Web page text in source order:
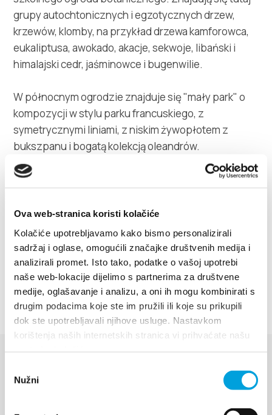
Ova web-stranica koristi kolačiće
Kolačiće upotrebljavamo kako bismo personalizirali
sadržaj i oglase, omogućili značajke društvenih medija i
analizirali promet. Isto tako, podatke o vašoj upotrebi
naše web-lokacije dijelimo s partnerima za društvene
medije, oglašavanje i analizu, a oni ih mogu kombinirati s
drugim podacima koje ste im pružili ili koje su prikupili
dok ste upotrebljavali njihove usluge. Nastavkom
korištenja naših internetskih stranica vi prihvaćate našu
pristanka
Nužni
grupy autochtonicznych i egzotycznych drzew,
krzewów, klomby, na przykład drzewa kamforowca,
eukaliptusa, awokado, akacje, sekwoje, libański i
himalajski cedr, jaśminowce i bugenwilie.
W północnym ogrodzie znajduje się "mały park" o
kompozycji w stylu parku francuskiego, z
symetrycznymi liniami, z niskim żywopłotem z
bukszpanu i bogatą kolekcją oleandrów.
Wybudowano tutaj również kamienną scenę
wykorzystywaną podczas imprez kulturalnych i
Częścią składową ogrodu jest gaj oliwny, mający 170
drzew, w tym 45 miejscowych i obcych gatunków, co
stanowi największą tego typu uprawę na
chorwackim wybrzeżu.
WYDARZENIA